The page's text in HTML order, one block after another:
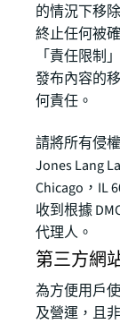
的情況下移
終止任何被
「責任限制
發布內容的
何責任。
請將所有侵
Jones Lang
Chicago，IL
收到根據
代理人。
第三方網
為方便用戶
及營運，且